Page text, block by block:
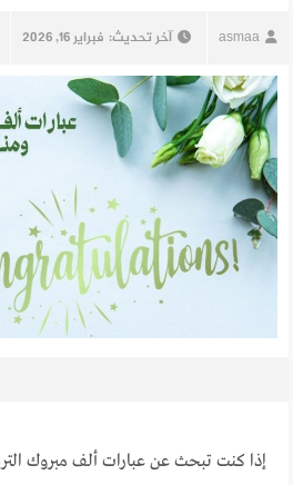
asmaa آخر تحديث: فبراير 16, 2026
إذا كنت تبحث عن عبارات ألف مبروك